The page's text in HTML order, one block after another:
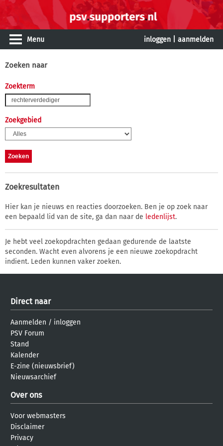
Menu inloggen aanmelden
Zoeken naar
Zoekterm
Zoekgebied
Zoekresultaten
Hier kan je nieuws en reacties doorzoeken. Ben je op zoek naar
een bepaald lid van de site, ga dan naar de ledenlijst.
Je hebt veel zoekopdrachten gedaan gedurende de laatste
seconden. Wacht even alvorens je een nieuwe zoekopdracht
indient. Leden kunnen vaker zoeken.
Direct naar
Aanmelden / inloggen
PSV Forum
Stand
Kalender
E-zine (nieuwsbrief)
Nieuwsarchief
Over ons
Voor webmasters
Disclaimer
Privacy